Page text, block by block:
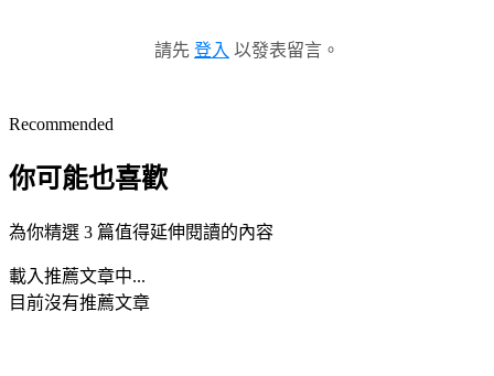
請先 登入 以發表留言。
Recommended
你可能也喜歡
為你精選 3 篇值得延伸閱讀的內容
載入推薦文章中...
目前沒有推薦文章